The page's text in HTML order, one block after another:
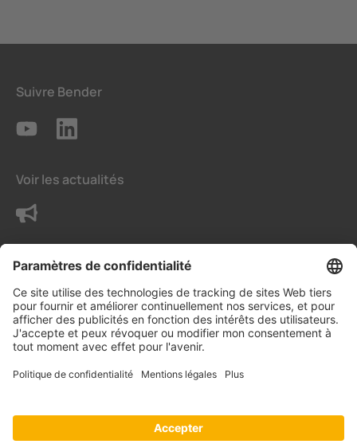
Suivre Bender
Voir les actualités
Contactez-nous
Conditions
Paramètres de confidentialité